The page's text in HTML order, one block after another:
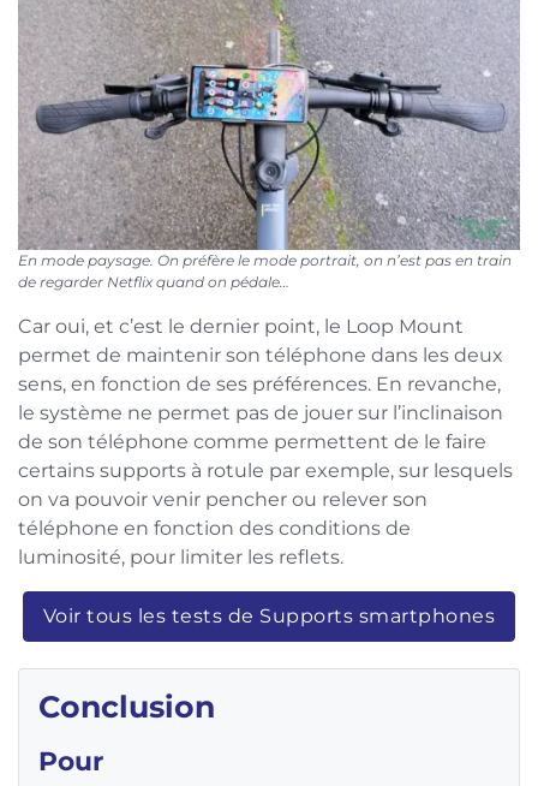
En mode paysage. On préfère le mode portrait, on n’est pas en train
de regarder Netflix quand on pédale…
Car oui, et c’est le dernier point, le Loop Mount
permet de maintenir son téléphone dans les deux
sens, en fonction de ses préférences. En revanche,
le système ne permet pas de jouer sur l’inclinaison
de son téléphone comme permettent de le faire
certains supports à rotule par exemple, sur lesquels
on va pouvoir venir pencher ou relever son
téléphone en fonction des conditions de
luminosité, pour limiter les reflets.
Voir tous les tests de Supports smartphones
Conclusion
Pour